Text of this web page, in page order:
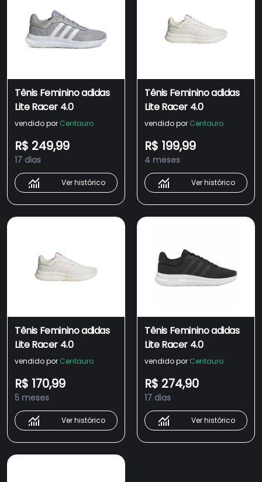
Tênis Feminino adidas
Lite Racer 4.0
vendido por Centauro
R$ 249,99
17 dias
Ver histórico
Tênis Feminino adidas
Lite Racer 4.0
vendido por Centauro
R$ 199,99
4 meses
Ver histórico
Tênis Feminino adidas
Lite Racer 4.0
vendido por Centauro
R$ 170,99
5 meses
Ver histórico
Tênis Feminino adidas
Lite Racer 4.0
vendido por Centauro
R$ 274,90
17 dias
Ver histórico